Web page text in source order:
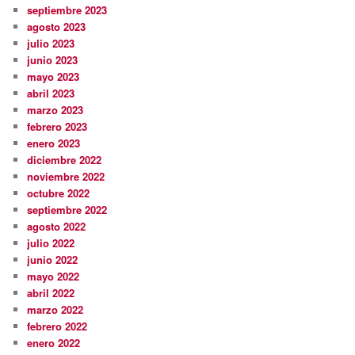
septiembre 2023
agosto 2023
julio 2023
junio 2023
mayo 2023
abril 2023
marzo 2023
febrero 2023
enero 2023
diciembre 2022
noviembre 2022
octubre 2022
septiembre 2022
agosto 2022
julio 2022
junio 2022
mayo 2022
abril 2022
marzo 2022
febrero 2022
enero 2022